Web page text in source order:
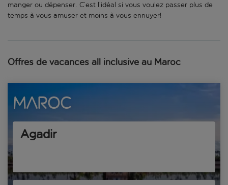
manger ou dépenser. C’est l’idéal si vous voulez passer plus de
temps à vous amuser et moins à vous ennuyer!
Offres de vacances all inclusive au Maroc
Maroc
Agadir